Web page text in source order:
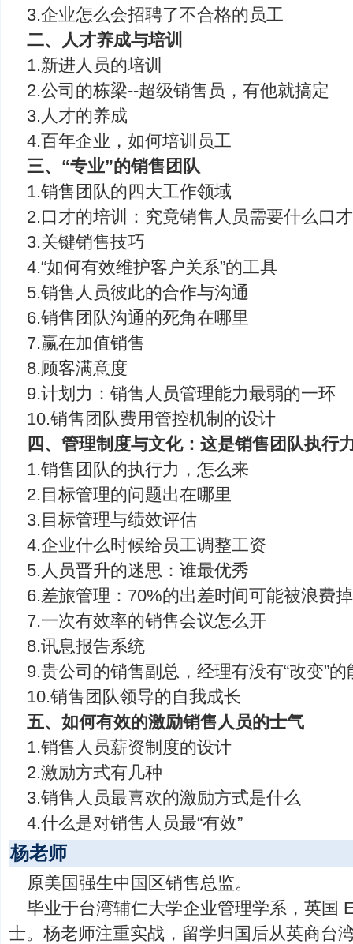
3.企业怎么会招聘了不合格的员工
二、人才养成与培训
1.新进人员的培训
2.公司的栋梁--超级销售员，有他就搞定
3.人才的养成
4.百年企业，如何培训员工
三、“专业”的销售团队
1.销售团队的四大工作领域
2.口才的培训：究竟销售人员需要什么口才
3.关键销售技巧
4.“如何有效维护客户关系”的工具
5.销售人员彼此的合作与沟通
6.销售团队沟通的死角在哪里
7.赢在加值销售
8.顾客满意度
9.计划力：销售人员管理能力最弱的一环
10.销售团队费用管控机制的设计
四、管理制度与文化：这是销售团队执行
1.销售团队的执行力，怎么来
2.目标管理的问题出在哪里
3.目标管理与绩效评估
4.企业什么时候给员工调整工资
5.人员晋升的迷思：谁最优秀
6.差旅管理：70%的出差时间可能被浪费
7.一次有效率的销售会议怎么开
8.讯息报告系统
9.贵公司的销售副总，经理有没有“改变”的
10.销售团队领导的自我成长
五、如何有效的激励销售人员的士气
1.销售人员薪资制度的设计
2.激励方式有几种
3.销售人员最喜欢的激励方式是什么
4.什么是对销售人员最“有效”
杨老师
原美国强生中国区销售总监。
毕业于台湾辅仁大学企业管理学系，英国
士。杨老师注重实战，留学归国后从英商台